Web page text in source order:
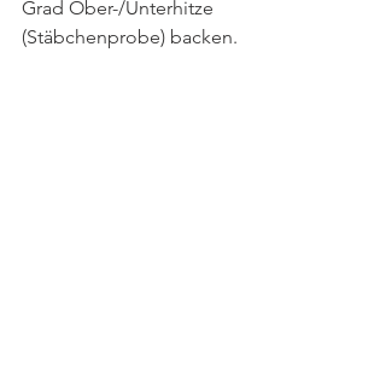
Grad Ober-/Unterhitze
(Stäbchenprobe) backen.